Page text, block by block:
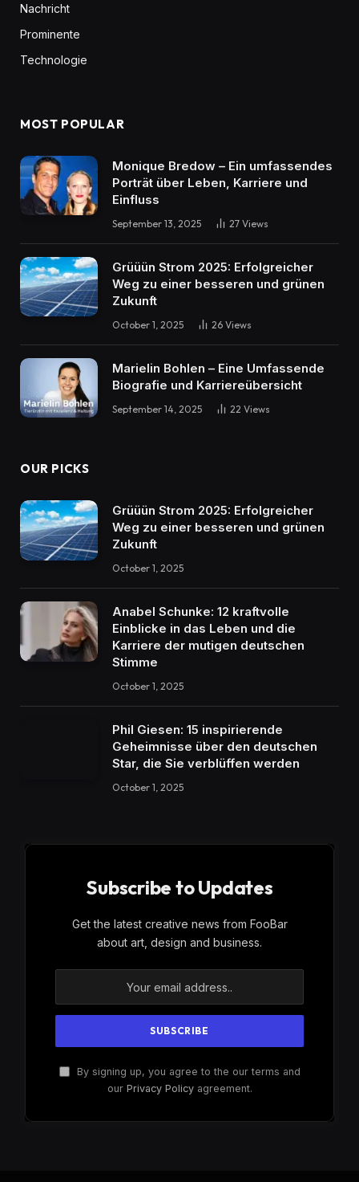
Nachricht
Prominente
Technologie
MOST POPULAR
Monique Bredow – Ein umfassendes
Porträt über Leben, Karriere und
Einfluss
September 13, 2025 27 Views
Grüüün Strom 2025: Erfolgreicher
Weg zu einer besseren und grünen
Zukunft
October 1, 2025 26 Views
Marielin Bohlen – Eine Umfassende
Biografie und Karriereübersicht
September 14, 2025 22 Views
OUR PICKS
Grüüün Strom 2025: Erfolgreicher
Weg zu einer besseren und grünen
Zukunft
October 1, 2025
Anabel Schunke: 12 kraftvolle
Einblicke in das Leben und die
Karriere der mutigen deutschen
Stimme
October 1, 2025
Phil Giesen: 15 inspirierende
Geheimnisse über den deutschen
Star, die Sie verblüffen werden
October 1, 2025
Subscribe to Updates
Get the latest creative news from FooBar
about art, design and business.
By signing up, you agree to the our terms and
our Privacy Policyagreement.